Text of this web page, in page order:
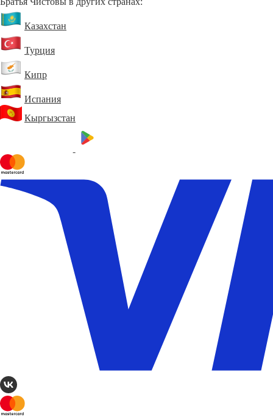
Казахстан
Турция
Кипр
Испания
Кыргызстан